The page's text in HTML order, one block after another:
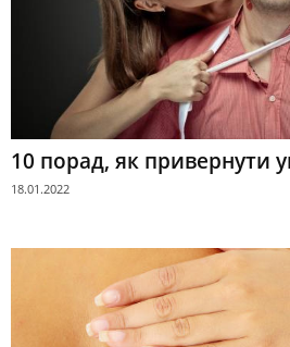
10 порад, як привернути
18.01.2022